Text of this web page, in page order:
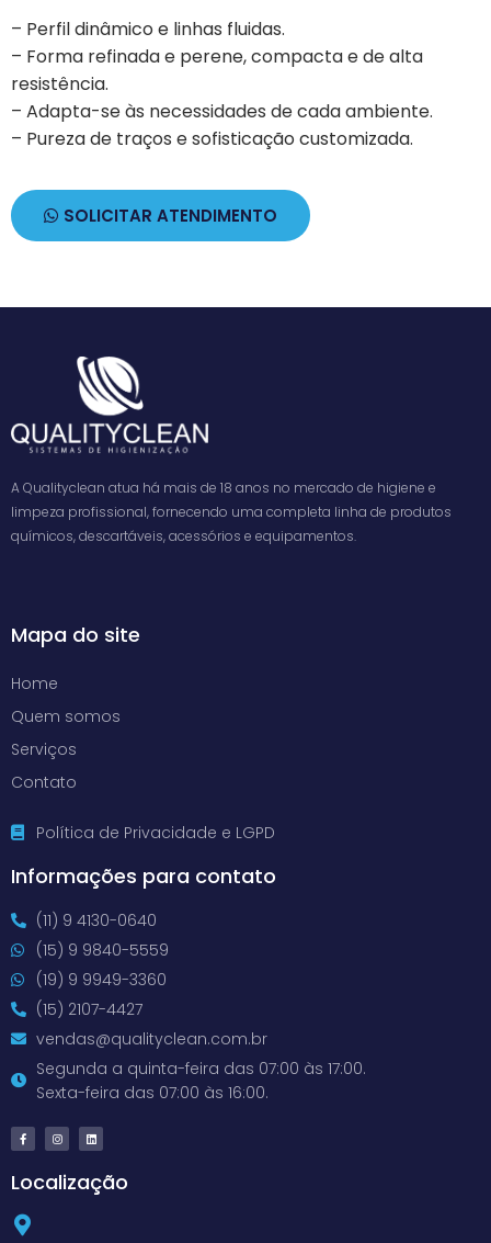
– Perfil dinâmico e linhas fluidas.
– Forma refinada e perene, compacta e de alta
resistência.
– Adapta-se às necessidades de cada ambiente.
– Pureza de traços e sofisticação customizada.
SOLICITAR ATENDIMENTO
A Qualityclean atua há mais de 18 anos no mercado de higiene e
limpeza profissional, fornecendo uma completa linha de produtos
químicos, descartáveis, acessórios e equipamentos.
Mapa do site
Home
Quem somos
Serviços
Contato
Política de Privacidade e LGPD
Informações para contato
(11) 9 4130-0640
(15) 9 9840-5559
(19) 9 9949-3360
(15) 2107-4427
vendas@qualityclean.com.br
Segunda a quinta-feira das 07:00 às 17:00.
Sexta-feira das 07:00 às 16:00.
Localização